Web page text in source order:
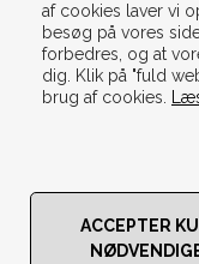
af cookies laver vi
besøg på vores
forbedres, og at
dig. Klik på "fuld
brug af cookies.
Hovedpude Guiden
Sengetøjs Guiden
Lagen Guiden
Topmadras Guiden
Håndklæde Guiden
Bæreevne